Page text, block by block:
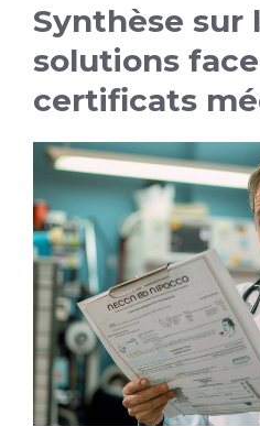
Synthèse sur
solutions
certificats